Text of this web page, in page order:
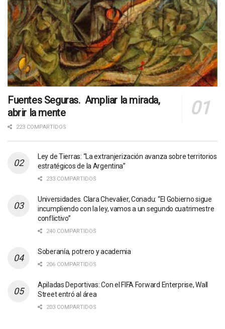
Fuentes Seguras. Ampliar la mirada,
abrir la mente
223 COMPARTIDOS
Ley de Tierras: “La extranjerización avanza sobre territorios
estratégicos de la Argentina”
233 COMPARTIDOS
Universidades. Clara Chevalier, Conadu: “El Gobierno sigue
incumpliendo con la ley, vamos a un segundo cuatrimestre
conflictivo”
240 COMPARTIDOS
Soberanía, potrero y academia
206 COMPARTIDOS
Apiladas Deportivas: Con el FIFA Forward Enterprise, Wall
Street entró al área
203 COMPARTIDOS